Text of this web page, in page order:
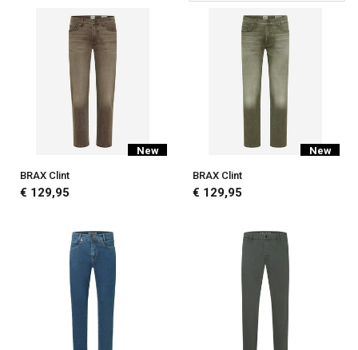
New
BRAX Clint
€ 129,95
New
BRAX Clint
€ 129,95